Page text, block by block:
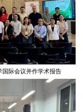
国际会议并作学术报告